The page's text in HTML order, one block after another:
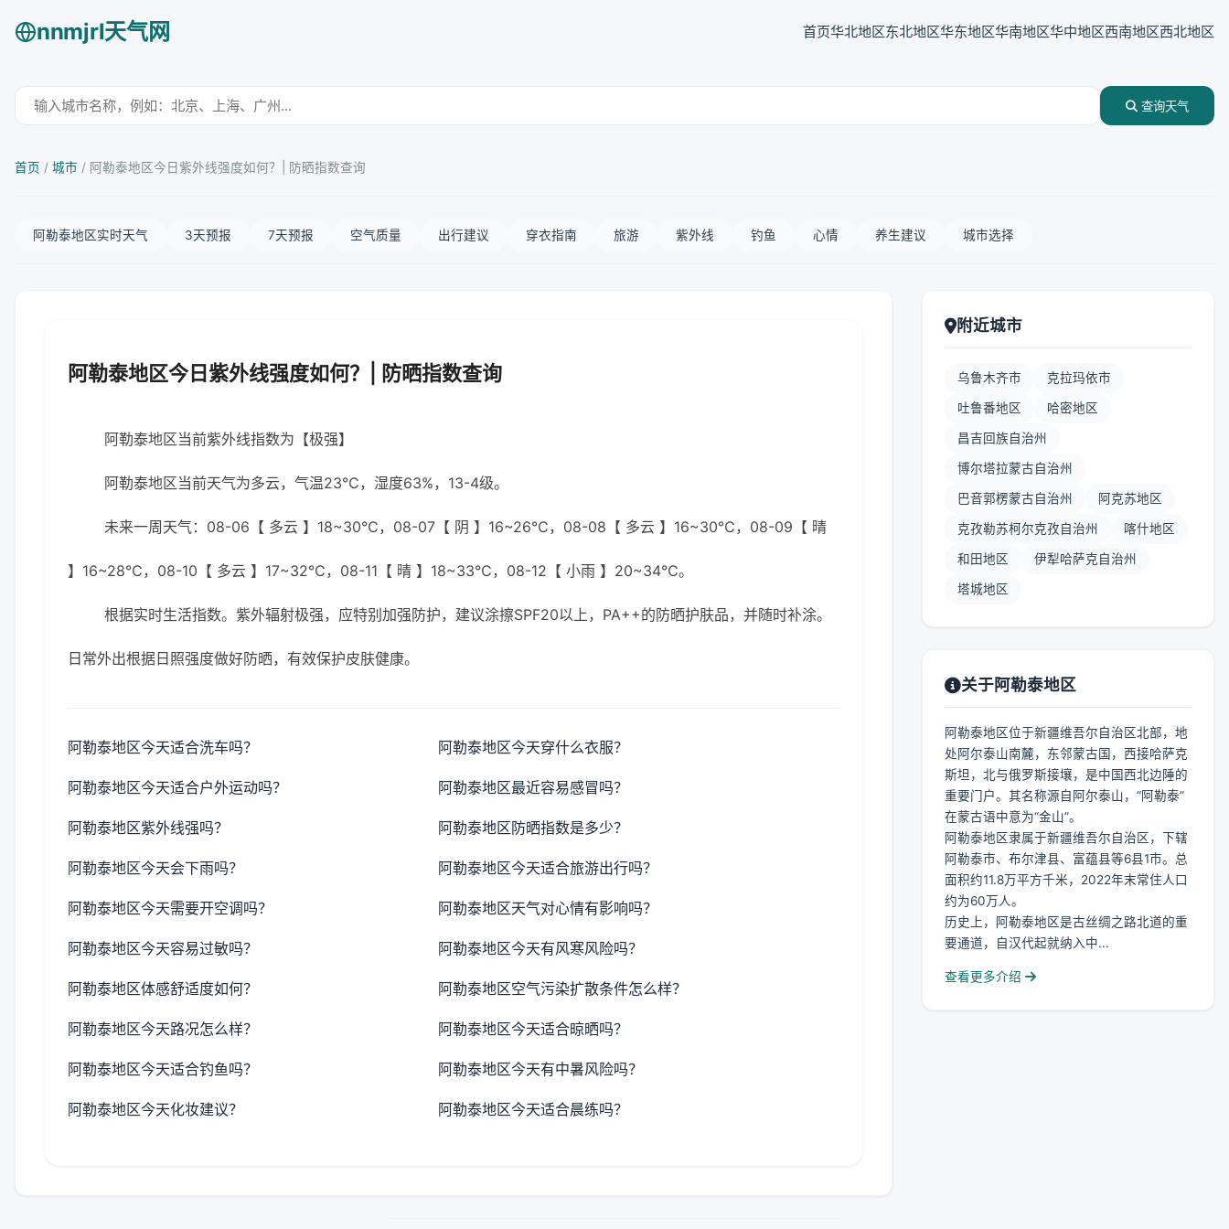
nnmjrl天气网 首页华北地区东北地区华东地区华南地区华中地区西南地区西北地区
查询天气
首页 / 城市 / 阿勒泰地区今日紫外线强度如何？| 防晒指数查询
阿勒泰地区实时天气 3天预报 7天预报 空气质量 出行建议 穿衣指南 旅游 紫外线 钓鱼 心情 养生建议 城市选择
阿勒泰地区今日紫外线强度如何？| 防晒指数查询
阿勒泰地区当前紫外线指数为【极强】
阿勒泰地区当前天气为多云，气温23℃，湿度63%，13-4级。
未来一周天气：08-06【 多云 】18~30℃，08-07【 阴 】16~26℃，08-08【 多云 】16~30℃，08-09【 晴
】16~28℃，08-10【 多云 】17~32℃，08-11【 晴 】18~33℃，08-12【 小雨 】20~34℃。
根据实时生活指数。紫外辐射极强，应特别加强防护，建议涂擦SPF20以上，PA++的防晒护肤品，并随时补涂。
日常外出根据日照强度做好防晒，有效保护皮肤健康。
阿勒泰地区今天适合洗车吗？ 阿勒泰地区今天穿什么衣服？
阿勒泰地区今天适合户外运动吗？ 阿勒泰地区最近容易感冒吗？
阿勒泰地区紫外线强吗？ 阿勒泰地区防晒指数是多少？
阿勒泰地区今天会下雨吗？ 阿勒泰地区今天适合旅游出行吗？
阿勒泰地区今天需要开空调吗？ 阿勒泰地区天气对心情有影响吗？
阿勒泰地区今天容易过敏吗？ 阿勒泰地区今天有风寒风险吗？
阿勒泰地区体感舒适度如何？ 阿勒泰地区空气污染扩散条件怎么样？
阿勒泰地区今天路况怎么样？ 阿勒泰地区今天适合晾晒吗？
阿勒泰地区今天适合钓鱼吗？ 阿勒泰地区今天有中暑风险吗？
阿勒泰地区今天化妆建议？ 阿勒泰地区今天适合晨练吗？
附近城市
乌鲁木齐市 克拉玛依市
吐鲁番地区 哈密地区
昌吉回族自治州
博尔塔拉蒙古自治州
巴音郭楞蒙古自治州 阿克苏地区
克孜勒苏柯尔克孜自治州 喀什地区
和田地区 伊犁哈萨克自治州
塔城地区
关于阿勒泰地区
阿勒泰地区位于新疆维吾尔自治区北部，地
处阿尔泰山南麓，东邻蒙古国，西接哈萨克
斯坦，北与俄罗斯接壤，是中国西北边陲的
重要门户。其名称源自阿尔泰山，“阿勒泰”
在蒙古语中意为“金山”。
阿勒泰地区隶属于新疆维吾尔自治区，下辖
阿勒泰市、布尔津县、富蕴县等6县1市。总
面积约11.8万平方千米，2022年末常住人口
约为60万人。
历史上，阿勒泰地区是古丝绸之路北道的重
要通道，自汉代起就纳入中...
查看更多介绍